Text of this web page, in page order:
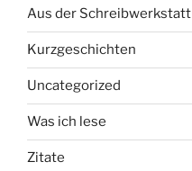
Aus der Schreibwerkstatt
Kurzgeschichten
Uncategorized
Was ich lese
Zitate